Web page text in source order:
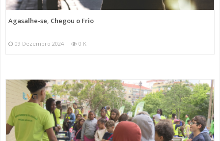
Agasalhe-se, Chegou o Frio
09 Dezembro 2024 0 K